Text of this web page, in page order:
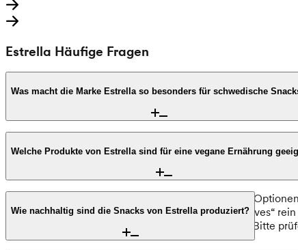
Estrella Häufige Fragen
Was macht die Marke Estrella so besonders für schwedische
Estrella ist ein Pionier der schwedischen Snack-Kultur und
Innovationskraft und führte den heute legendären
Qualität. Die Chips sind ein unverzichtbarer Bestandteil
Welche Produkte von Estrella sind für eine vegane Ernährung
Estrella bietet eine Vielzahl an vegan-freundlichen
innovativen Linsenchips sind Sorten wie „Dill & Chives“
basieren, finden Veganer hier eine große Auswahl. Bitte
Wie nachhaltig sind die Snacks von Estrella produziert?